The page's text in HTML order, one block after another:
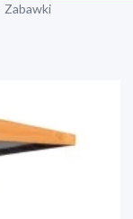
Zabawki